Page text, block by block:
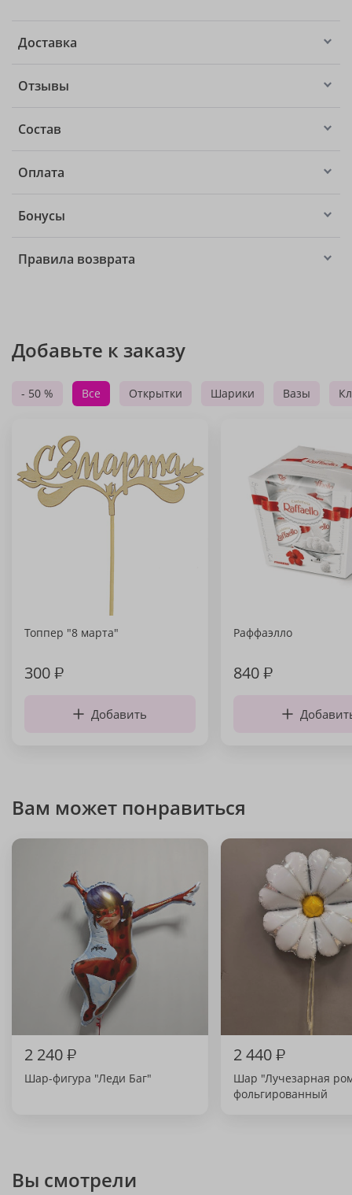
Доставка
Отзывы
Состав
Оплата
Бонусы
Правила возврата
Добавьте к заказу
- 50 % Все Открытки Шарики Вазы
Топпер "8 марта"
300₽
Добавить
Раффаэлло
840₽
Вам может понравиться
2 240₽
Шар-фигура "Леди Баг"
2 440₽
Шар "Лучезарная
фольгированный
Вы смотрели